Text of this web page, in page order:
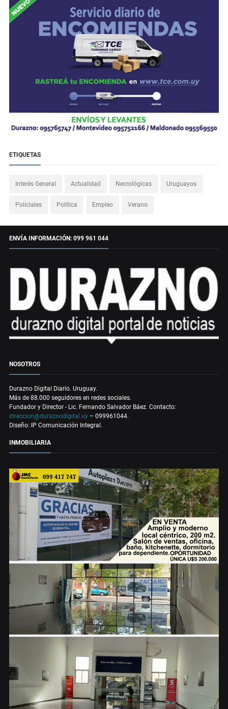
ETIQUETAS
Interés General Actualidad Necrológicas Uruguayos
Policiales Política Empleo Verano
ENVÍA INFORMACIÓN: 099 961 044
NOSOTROS
Durazno Digital Diario. Uruguay.
Más de 88.000 seguidores en redes sociales.
Fundador y Director - Lic. Fernando Salvador Báez. Contacto:
direccion@duraznodigital.uy – 099961044.
Diseño: IP Comunicación Integral.
INMOBILIARIA